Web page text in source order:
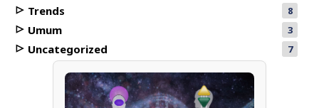
Trends 8
Umum 3
Uncategorized 7